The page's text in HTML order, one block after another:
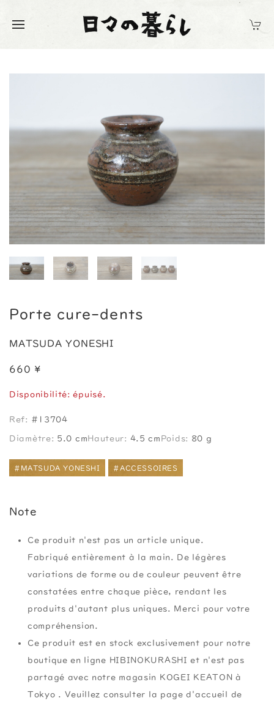
Porte cure-dents
MATSUDA YONESHI
660 ¥
Disponibilité: épuisé.
Ref: #13704
Diamètre: 5.0 cmHauteur: 4.5 cm Poids: 80 g
#MATSUDA YONESHI #ACCESSOIRES
Note
Ce produit n'est pas un article unique.
Fabriqué entièrement à la main. De légères
variations de forme ou de couleur peuvent être
constatées entre chaque pièce, rendant les
produits d'autant plus uniques. Merci pour votre
compréhension.
Ce produit est en stock exclusivement pour notre
boutique en ligne HIBINOKURASHI et n'est pas
partagé avec notre magasin KOGEI KEATON à
Tokyo . Veuillez consulter la page d'accueil de